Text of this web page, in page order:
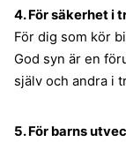
4. För säkerhet i
För dig som kör
God syn är en
själv och andra i
5. För barns